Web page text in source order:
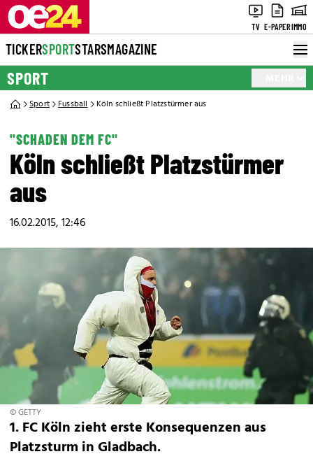
TV E-PAPERIMMO
TICKERSPORTSTARSMAGAZINE
SPORT
Sport Fussball Köln schließt Platzstürmer aus
"SCHADEN DEM FC"
Köln schließt Platzstürmer
aus
16.02.2015, 12:46
© GETTY
1. FC Köln zieht erste Konsequenzen aus
Platzsturm in Gladbach.